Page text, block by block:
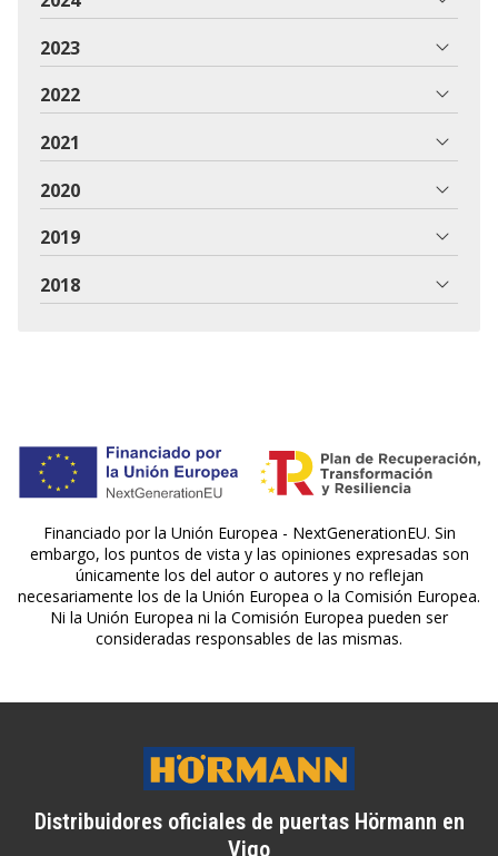
2023
2022
2021
2020
2019
2018
Financiado por la Unión Europea - NextGenerationEU. Sin
embargo, los puntos de vista y las opiniones expresadas son
únicamente los del autor o autores y no reflejan
necesariamente los de la Unión Europea o la Comisión Europea.
Ni la Unión Europea ni la Comisión Europea pueden ser
consideradas responsables de las mismas.
Distribuidores oficiales de puertas Hörmann en
Vigo